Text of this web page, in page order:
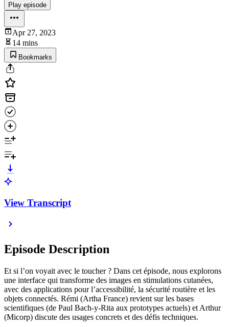
Play episode
Apr 27, 2023
14 mins
Bookmarks
View Transcript
Episode Description
Et si l’on voyait avec le toucher ? Dans cet épisode, nous explorons
une interface qui transforme des images en stimulations cutanées,
avec des applications pour l’accessibilité, la sécurité routière et les
objets connectés. Rémi (Artha France) revient sur les bases
scientifiques (de Paul Bach‑y‑Rita aux prototypes actuels) et Arthur
(Micorp) discute des usages concrets et des défis techniques.